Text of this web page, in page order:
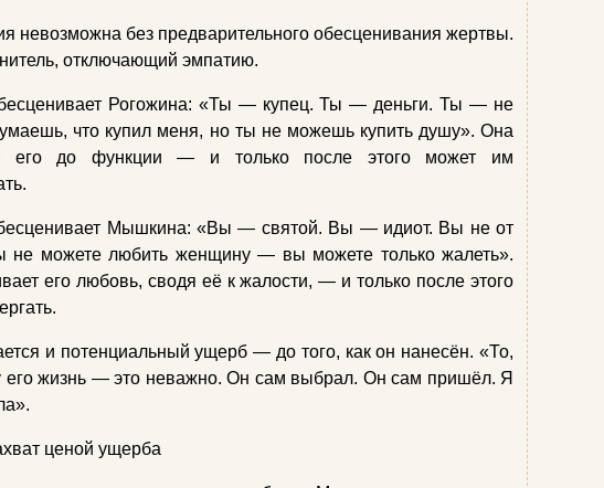
невозможна без предварительного обесценивания жертвы.
отключающий эмпатию.
Рогожина: «Ты — купец. Ты — деньги. Ты — не
что купил меня, но ты не можешь купить душу». Она
его до функции — и только после этого может им
Мышкина: «Вы — святой. Вы — идиот. Вы не от
не можете любить женщину — вы можете только жалеть».
его любовь, сводя её к жалости, — и только после этого
и потенциальный ущерб — до того, как он нанесён. «То,
его жизнь — это неважно. Он сам выбрал. Он сам пришёл. Я
ценой ущерба